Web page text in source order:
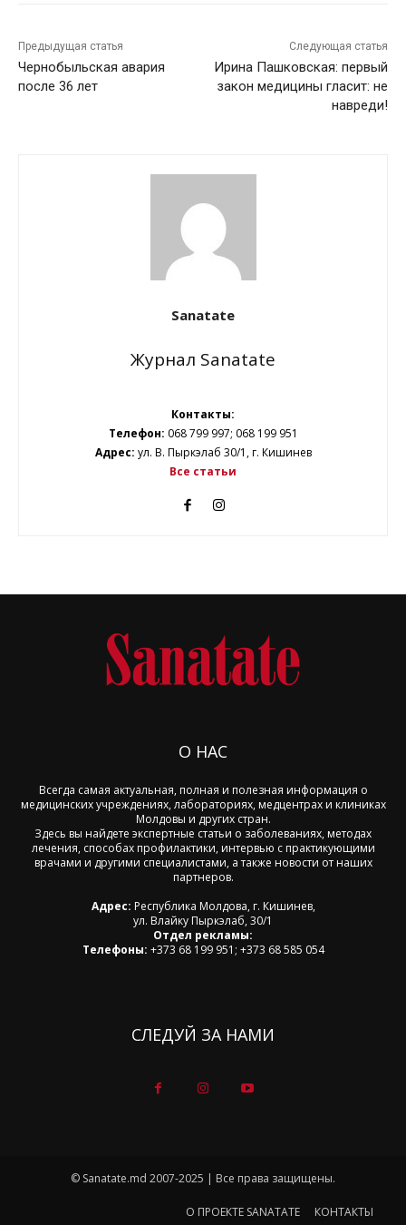
Предыдущая статья
Чернобыльская авария
после 36 лет
Следующая статья
Ирина Пашковская: первый
закон медицины гласит: не
навреди!
Sanatate
Журнал Sanatate
Контакты:
Телефон: 068 799 997; 068 199 951
Адрес: ул. В. Пыркэлаб 30/1, г. Кишинев
Все статьи
О НАС
Всегда самая актуальная, полная и полезная информация о
медицинских учреждениях, лабораториях, медцентрах и клиниках
Молдовы и других стран.
Здесь вы найдете экспертные статьи о заболеваниях, методах
лечения, способах профилактики, интервью с практикующими
врачами и другими специалистами, а также новости от наших
партнеров.
Адрес: Республика Молдова, г. Кишинев,
ул. Влайку Пыркэлаб, 30/1
Отдел рекламы:
Телефоны: +373 68 199 951; +373 68 585 054
СЛЕДУЙ ЗА НАМИ
© Sanatate.md 2007-2025 | Все права защищены.
О ПРОЕКТЕ SANATATE
КОНТАКТЫ